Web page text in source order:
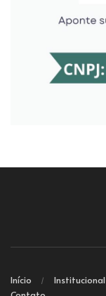
Início Institucional